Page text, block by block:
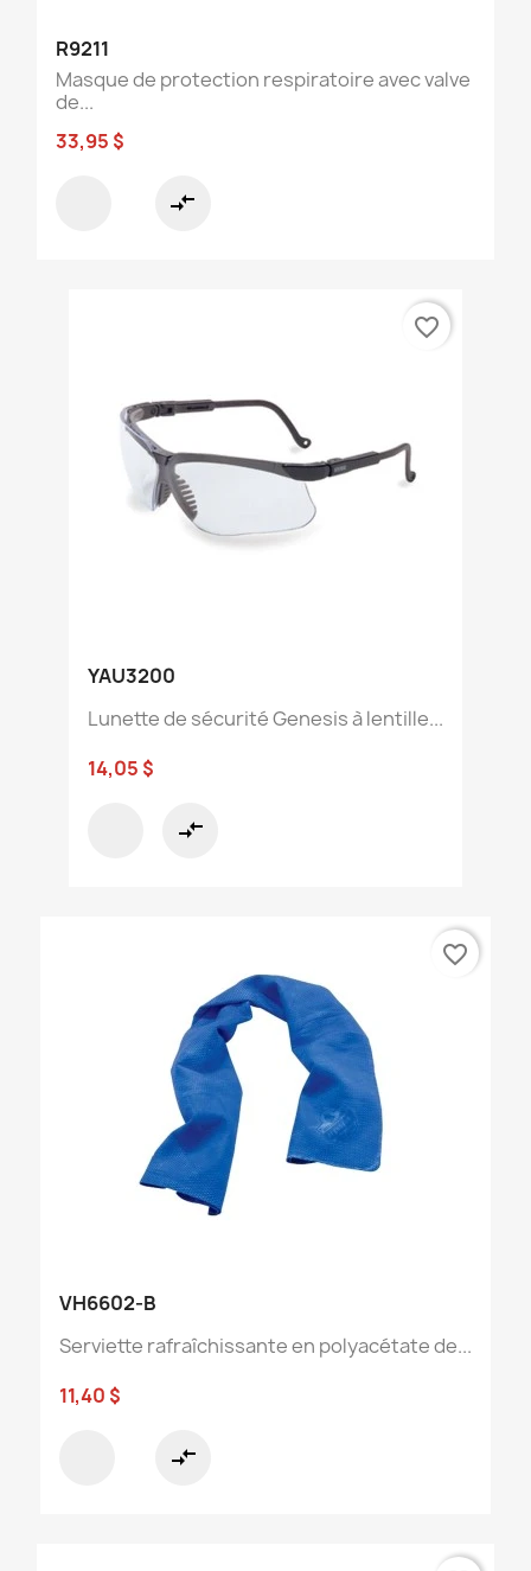
R9211
Masque de protection respiratoire avec valve
de...
33,95 $
compare_arrows
YAU3200
Lunette de sécurité Genesis à lentille...
14,05 $
compare_arrows
favorite_border
VH6602-B
Serviette rafraîchissante en polyacétate de...
11,40 $
compare_arrows
favorite_border